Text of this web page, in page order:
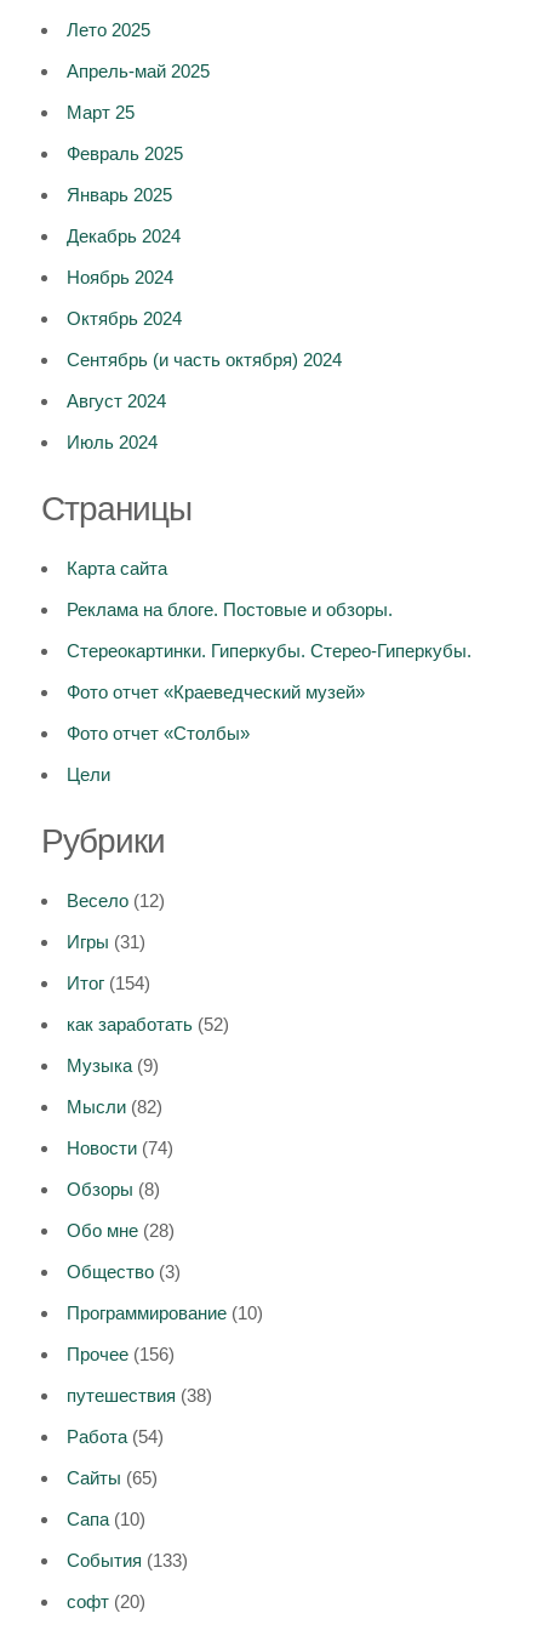
Лето 2025
Апрель-май 2025
Март 25
Февраль 2025
Январь 2025
Декабрь 2024
Ноябрь 2024
Октябрь 2024
Сентябрь (и часть октября) 2024
Август 2024
Июль 2024
Страницы
Карта сайта
Реклама на блоге. Постовые и обзоры.
Стереокартинки. Гиперкубы. Стерео-Гиперкубы.
Фото отчет «Краеведческий музей»
Фото отчет «Столбы»
Цели
Рубрики
Весело(12)
Игры (31)
Итог(154)
как заработать(52)
Музыка(9)
Мысли(82)
Новости(74)
Обзоры (8)
Обо мне(28)
Общество(3)
Программирование(10)
Прочее(156)
путешествия (38)
Работа(54)
Сайты (65)
Сапа(10)
События (133)
софт(20)